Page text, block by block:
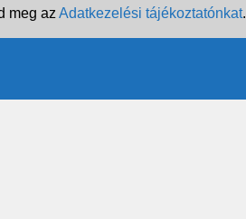
meg az Adatkezelési tájékoztatónkat.